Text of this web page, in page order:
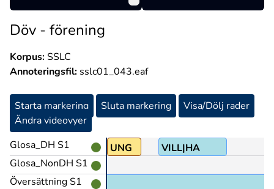
Döv - förening
Korpus:SSLC
Annoteringsfil: sslc01_043.eaf
Starta markering Sluta markering
Visa/Dölj rader
Ändra videovyer
Glosa_DH S1
Glosa_NonDH S1
Översättning S1
UNG VILL|HA